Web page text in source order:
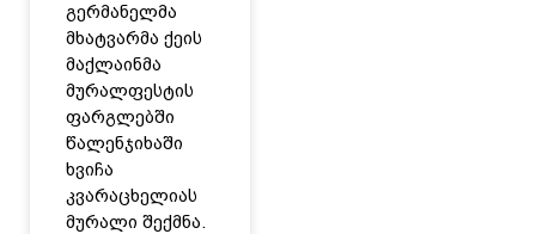
გერმანელმა
მხატვარმა ქეის
მაქლაინმა
მურალფესტის
ფარგლებში
წალენჯიხაში
ხვიჩა
კვარაცხელიას
მურალი შექმნა.